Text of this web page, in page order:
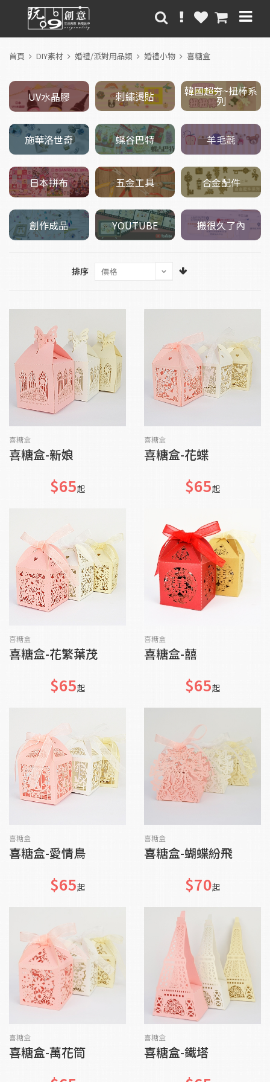
首頁 DIY素材 婚禮/派對用品類 婚禮小物 喜糖盒
UV水晶膠 刺繡燙貼 韓國超夯~扭棒系
列
施華洛世奇 蝶谷巴特 羊毛氈
日本拼布 五金工具 合金配件
創作成品 YOUTUBE 搬很久了內
排序
喜糖盒
喜糖盒-新娘
$65起
喜糖盒
喜糖盒-花蝶
$65起
喜糖盒
喜糖盒-花繁葉茂
$65起
喜糖盒
喜糖盒-囍
$65起
喜糖盒
喜糖盒-愛情鳥
$65起
喜糖盒
喜糖盒-蝴蝶紛飛
$70起
喜糖盒
喜糖盒-萬花筒
喜糖盒
喜糖盒-鐵塔